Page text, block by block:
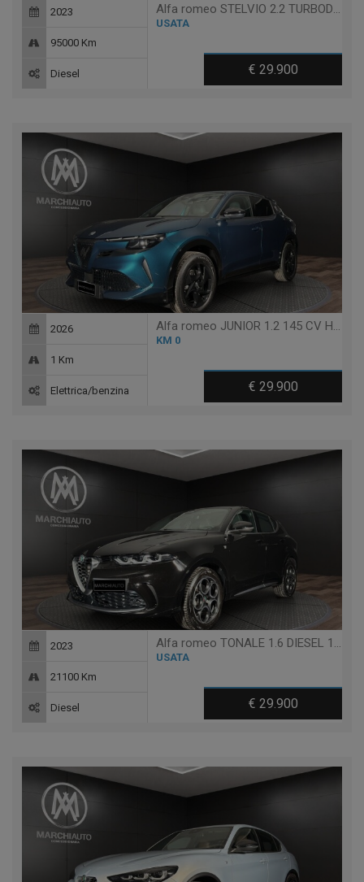
Alfa romeo STELVIO 2.2 TURBODIESEL 160 CV AT8 RWD SPRINT
USATA
€ 29.900
2023
95000 Km
Diesel
Alfa romeo JUNIOR 1.2 145 CV HYBRID EDCT6 TI
KM 0
€ 29.900
2026
1 Km
Elettrica/benzina
Alfa romeo TONALE 1.6 DIESEL 130 CV TCT6 TI
USATA
€ 29.900
2023
21100 Km
Diesel